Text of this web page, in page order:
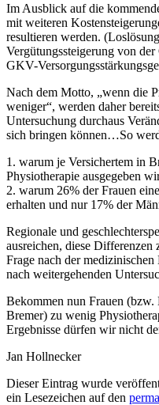
Im Ausblick auf die
mit weiteren
resultieren werden.
Vergütungssteigerung von
GKV-
Nach dem Motto, „wenn die
weniger“, werden daher
Untersuchung durchaus
sich bringen können…So
1. warum je Versichertem in
Physiotherapie ausgegeben
2. warum 26% der Frauen
erhalten und nur 17% der
Regionale und
ausreichen, diese Differenzen
Frage nach der
nach weitergehenden
Bekommen nun Frauen
Bremer) zu wenig
Ergebnisse dürfen wir nicht
Jan Hollnecker
Dieser Eintrag wurde
ein Lesezeichen auf den